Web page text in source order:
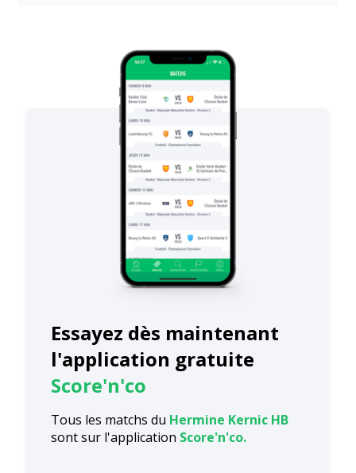
Essayez dès maintenant
l'application gratuite
Score'n'co
Tous les matchs du Hermine Kernic HB
sont sur l'application Score'n'co.